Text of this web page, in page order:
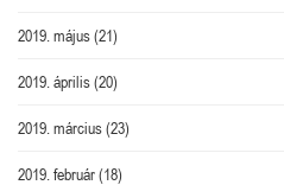
2019. május(21)
2019. április(20)
2019. március(23)
2019. február(18)